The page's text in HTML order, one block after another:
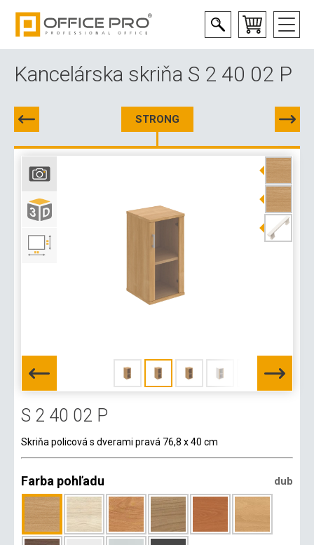
Kancelárska skriňa S 2 40 02 P
STRONG
S 2 40 02 P
Skriňa policová s dverami pravá 76,8 x 40 cm
Farba pohľadu dub